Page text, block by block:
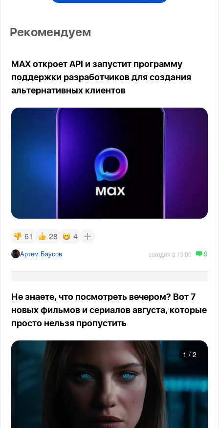
Рекомендуем
MAX откроет API и запустит программу
поддержки разработчиков для создания
альтернативных клиентов
61 28 4
Артём Баусов сегодня в 13:00 9
Не знаете, что посмотреть вечером? Вот 7
новых фильмов и сериалов августа, которые
просто нельзя пропустить
1 / 2